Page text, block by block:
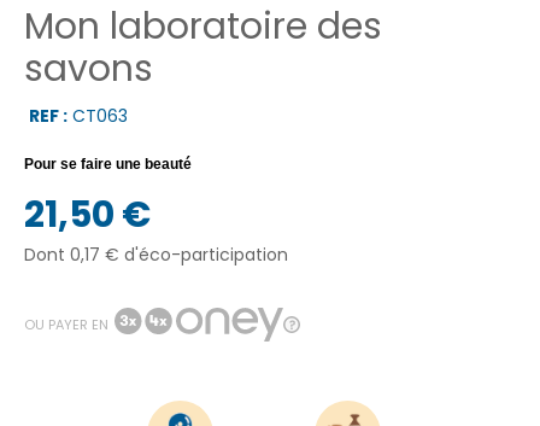
Mon laboratoire des
savons
REF : CT063
Pour se faire une beauté
21,50 €
Dont 0,17 € d'éco-participation
OU PAYER EN